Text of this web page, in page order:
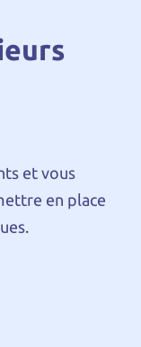
et vous
en place